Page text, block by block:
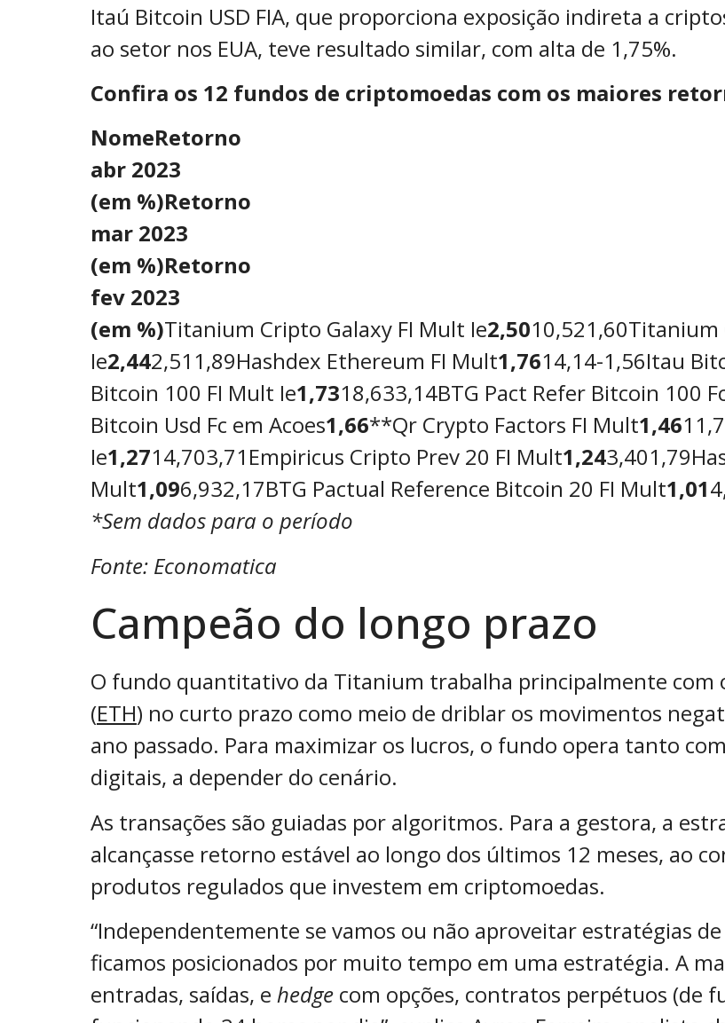
Itaú Bitcoin USD FIA, que proporciona exposição indireta a
ao setor nos EUA, teve resultado similar, com alta de 1,75%.
Confira os 12 fundos de criptomoedas com os maiores
NomeRetorno
abr 2023
(em %)Retorno
mar 2023
(em %)Retorno
fev 2023
(em %)Titanium Cripto Galaxy FI Mult Ie2,50
Ie2,442,511,89Hashdex Ethereum FI Mult1,7614,14-1,56Itau
Bitcoin 100 FI Mult Ie1,7318,633,14BTG Pact Refer Bitcoin 100
Bitcoin Usd Fc em Acoes1,66**Qr Crypto Factors FI Mult1,46
Ie1,2714,703,71Empiricus Cripto Prev 20 FI Mult1,24
Mult1,096,932,17BTG Pactual Reference Bitcoin 20 FI Mult1,01
*Sem dados para o período
Fonte: Economatica
Campeão do longo prazo
O fundo quantitativo da Titanium trabalha principalmente com
(ETH) no curto prazo como meio de driblar os movimentos
ano passado. Para maximizar os lucros, o fundo opera tanto
digitais, a depender do cenário.
As transações são guiadas por algoritmos. Para a gestora, a
alcançasse retorno estável ao longo dos últimos 12 meses, ao
produtos regulados que investem em criptomoedas.
“Independentemente se vamos ou não aproveitar estratégias
ficamos posicionados por muito tempo em uma estratégia. A
entradas, saídas, e hedge com opções, contratos perpétuos (de